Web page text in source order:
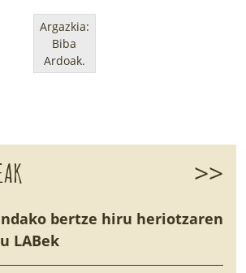
Argazkia:
Biba
Ardoak.
>>
bertze hiru heriotzaren
LABek